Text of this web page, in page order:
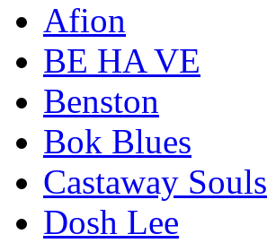
Afion
BE HA VE
Benston
Bok Blues
Castaway Souls
Dosh Lee